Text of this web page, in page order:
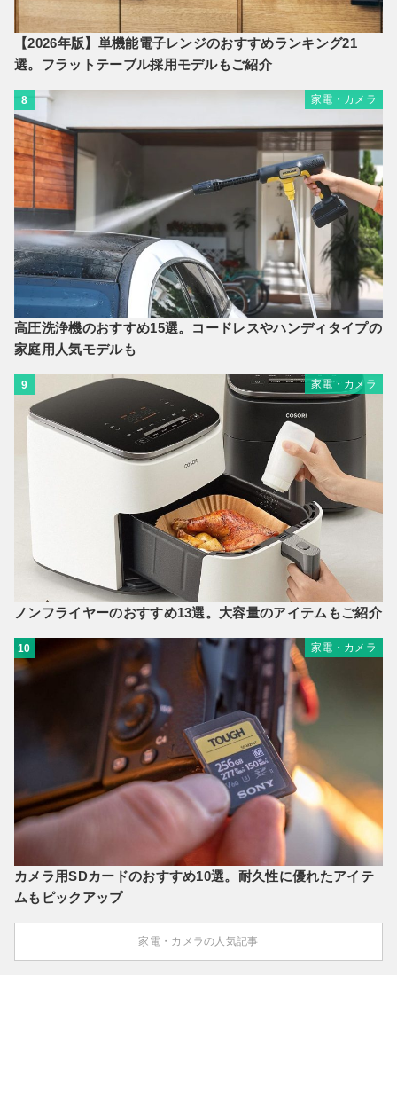
【2026年版】単機能電子レンジのおすすめランキング21
選。フラットテーブル採用モデルもご紹介
8 家電・カメラ
高圧洗浄機のおすすめ15選。コードレスやハンディタイプの
家庭用人気モデルも
9 家電・カメラ
ノンフライヤーのおすすめ13選。大容量のアイテムもご紹介
10 家電・カメラ
カメラ用SDカードのおすすめ10選。耐久性に優れたアイテ
ムもピックアップ
家電・カメラの人気記事